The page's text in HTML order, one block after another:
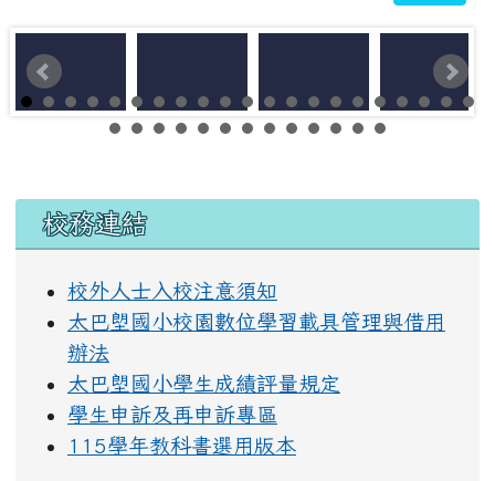
左邊區域內容
校務連結
校外人士入校注意須知
太巴塱國小校園數位學習載具管理與借用
辦法
太巴塱國小學生成績評量規定
學生申訴及再申訴專區
115學年教科書選用版本